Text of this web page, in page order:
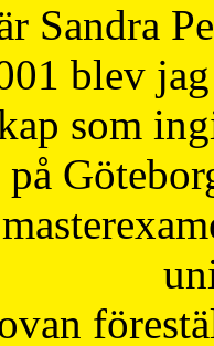
Sandra
blev
som
på